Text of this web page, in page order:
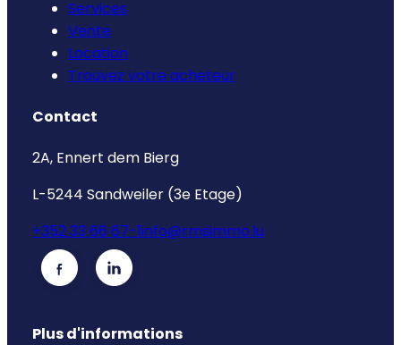
Services
Vente
Location
Trouvez votre acheteur
Contact
2A, Ennert dem Bierg
L-5244 Sandweiler (3e Etage)
+352 33 66 67-1info@rmsimmo.lu
Plus d'informations